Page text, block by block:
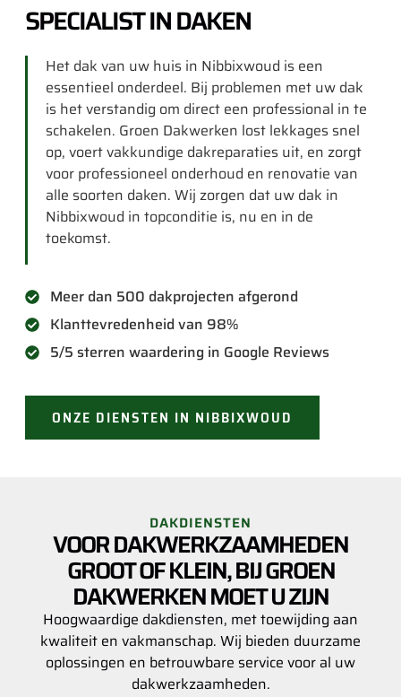
SPECIALIST IN DAKEN
Het dak van uw huis in Nibbixwoud is een
essentieel onderdeel. Bij problemen met uw dak
is het verstandig om direct een professional in te
schakelen. Groen Dakwerken lost lekkages snel
op, voert vakkundige dakreparaties uit, en zorgt
voor professioneel onderhoud en renovatie van
alle soorten daken. Wij zorgen dat uw dak in
Nibbixwoud in topconditie is, nu en in de
toekomst.
Meer dan 500 dakprojecten afgerond
Klanttevredenheid van 98%
5/5 sterren waardering in Google Reviews
ONZE DIENSTEN IN NIBBIXWOUD
DAKDIENSTEN
VOOR DAKWERKZAAMHEDEN
GROOT OF KLEIN, BIJ GROEN
DAKWERKEN MOET U ZIJN
Hoogwaardige dakdiensten, met toewijding aan
kwaliteit en vakmanschap. Wij bieden duurzame
oplossingen en betrouwbare service voor al uw
dakwerkzaamheden.